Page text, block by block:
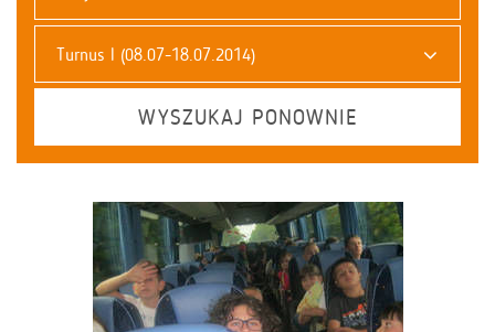
Turnus I (08.07-18.07.2014)
WYSZUKAJ PONOWNIE